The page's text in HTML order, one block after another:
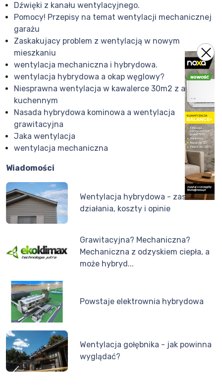
Dźwięki z kanału wentylacyjnego.
Pomocy! Przepisy na temat wentylacji mechanicznej
garażu
Zaskakujacy problem z wentylacją w nowym
mieszkaniu
wentylacja mechaniczna i hybrydowa.
wentylacja hybrydowa a okap węglowy?
Niesprawna wentylacja w kawalerce 30m2 z aneksem
kuchennym
Nasada hybrydowa kominowa a wentylacja
grawitacyjna
Jaka wentylacja
wentylacja mechaniczna
Wiadomości
Wentylacja hybrydowa - zasada
działania, koszty i opinie
Grawitacyjna? Mechaniczna?
Mechaniczna z odzyskiem ciepła, a
może hybryd...
Powstaje elektrownia hybrydowa
Wentylacja gołębnika - jak powinna
wyglądać?